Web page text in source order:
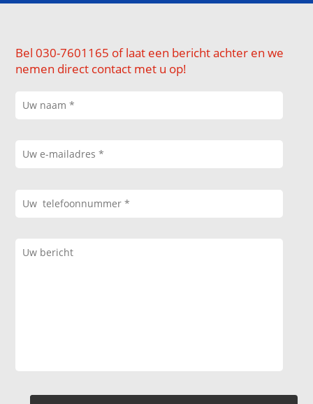
Bel 030-7601165 of laat een bericht achter en we
nemen direct contact met u op!